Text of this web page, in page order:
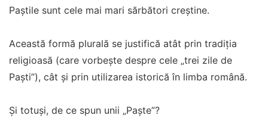
Paștile sunt cele mai mari sărbători creștine.
Această formă plurală se justifică atât prin tradiția
religioasă (care vorbește despre cele „trei zile de
Paști”), cât și prin utilizarea istorică în limba română.
Și totuși, de ce spun unii „Paște”?